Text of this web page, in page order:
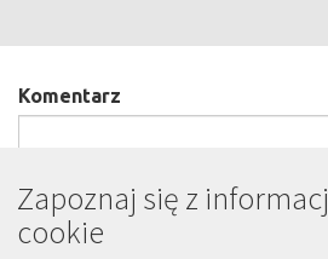
Komentarz
Podpis
Zapoznaj się z
cookie